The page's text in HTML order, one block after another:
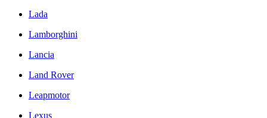
Lada
Lamborghini
Lancia
Land Rover
Leapmotor
Lexus